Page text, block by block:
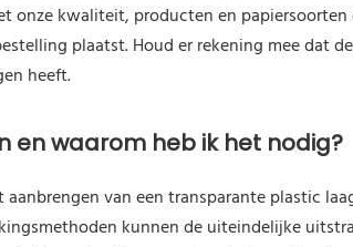
onze kwaliteit, producten en
plaatst. Houd er rekening mee dat
heeft.
en waarom heb ik het nodig?
van een transparante plastic
kunnen de uiteindelijke